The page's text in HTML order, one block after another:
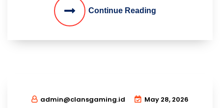
Continue Reading
admin@clansgaming.id May 28, 2026